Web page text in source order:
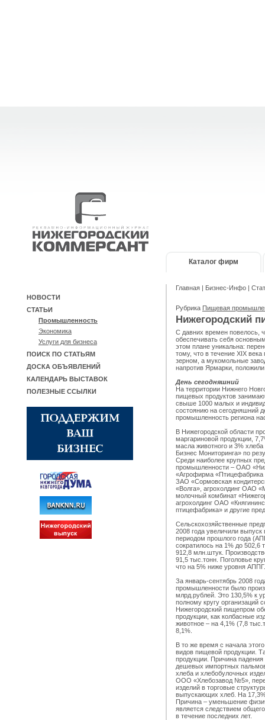
Каталог фирм
НОВОСТИ
СТАТЬИ
Промышленность
Экономика
Услуги для бизнеса
ПОИСК ПО СТАТЬЯМ
ДОСКА ОБЪЯВЛЕНИЙ
КАЛЕНДАРЬ ВЫСТАВОК
ПОЛЕЗНЫЕ ССЫЛКИ
Главная | Бизнес-Инфо |
Рубрика Пищевая
Нижегородский
С давних времен повелось,
обеспечивать себя
этом плане уникальна:
тому, что в течение XIX
зерном, а мукомольные
напротив Ярмарки,
День сегодняшний
На территории Нижнего
пищевых продуктов
свыше 1000 малых и
состоянию на сегодняшний
промышленность региона
В Нижегородской области
маргариновой продукции,
масла животного и 3%
Бизнес Мониторинга» по
Среди наиболее крупных
промышленности – ОАО
«Агрофирма
ЗАО «Сормовская
«Волга», агрохолдинг ОАО
молочный комбинат
агрохолдинг ОАО
птицефабрика» и другие
Сельскохозяйственные
2008 года увеличили
периодом прошлого года
сократилось на 1% до 502,6
912,8 млн.штук.
91,5 тыс.тонн. Поголовье
что на 5% ниже уровня АППГ.
За январь-сентябрь 2008
промышленности было
млрд.рублей. Это 130,5% к
полному кругу организаций
Нижегородский пищепром
продукции, как колбасные
животное – на 4,1% (7,8
8,1%.
В то же время с начала
видов пищевой продукции.
продукции. Причина
дешевых импортных
хлеба и хлебобулочных
ООО «Хлебозавод №5»,
изделий в торговые
выпускающих хлеб. На
Причина – уменьшение
является следствием
в течение последних лет.